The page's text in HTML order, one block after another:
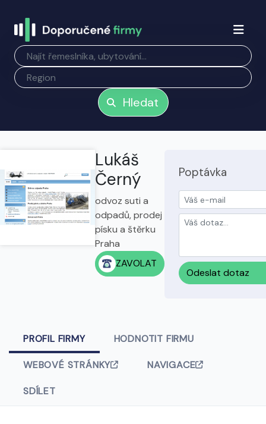
Hledat
Lukáš
Černý
odvoz suti a
odpadů, prodej
písku a štěrku
Praha
ZAVOLAT
Poptávka
Odeslat dotaz
PROFIL FIRMY HODNOTIT FIRMU
WEBOVÉ STRÁNKY NAVIGACE
SDÍLET